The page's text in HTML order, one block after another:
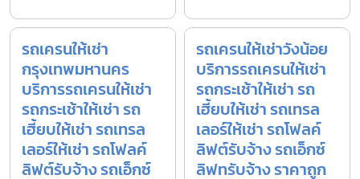
รถเครนให้เช่า
กรุงเทพมหานคร
บริการรถเครนให้เช่า
รถกระเช้าให้เช่า รถ
เฮี้ยบให้เช่า รถเทรล
เลอร์ให้เช่า รถโฟลค์
ลิฟต์รับจ้าง รถเอ็กซ์
รถเครนให้เช่าวังน้อย
บริการรถเครนให้เช่า
รถกระเช้าให้เช่า รถ
เฮี้ยบให้เช่า รถเทรล
เลอร์ให้เช่า รถโฟลค์
ลิฟต์รับจ้าง รถเอ็กซ์
ลิฟทรับจ้าง ราคาถูก